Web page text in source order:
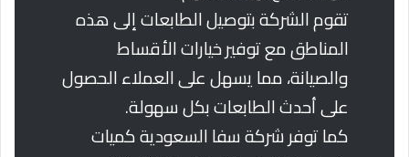
تقوم الشركة بتوصيل الطابعات إلى هذه
المناطق مع توفير خيارات الأقساط
والصيانة، مما يسهل على العملاء الحصول
على أحدث الطابعات بكل سهولة.
كما توفر شركة سفا السعودية كميات